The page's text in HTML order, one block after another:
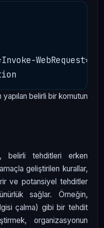
WebRequest*'
belirli bir komutun
belirli tehditleri erken
geliştirilen kurallar,
ve potansiyel tehditler
sağlar. Örneğin,
çalma) gibi bir tehdit
organizasyonun